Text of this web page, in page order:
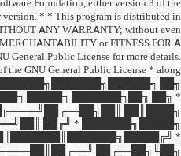
License, or * (at your
the hope that it will be
the implied
PARTICULAR PURPOSE.
* * You should have
with this program. If not,
██████╔╝██║